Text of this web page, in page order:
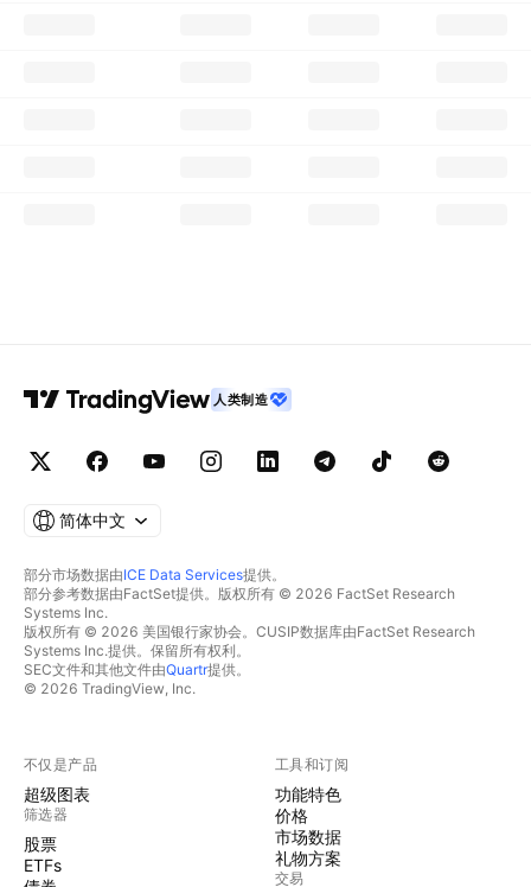
人类制造
简体中文
部分市场数据由ICE Data Services提供。
部分参考数据由FactSet提供。版权所有 © 2026 FactSet Research
Systems Inc.
版权所有 © 2026 美国银行家协会。CUSIP数据库由FactSet Research
Systems Inc.提供。保留所有权利。
SEC文件和其他文件由Quartr提供。
© 2026 TradingView, Inc.
不仅是产品
超级图表
筛选器
股票
ETFs
工具和订阅
功能特色
价格
市场数据
礼物方案
交易